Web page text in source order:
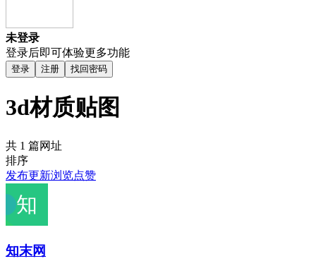
未登录
登录后即可体验更多功能
登录 注册 找回密码
3d材质贴图
共 1 篇网址
排序
发布更新浏览点赞
知末网